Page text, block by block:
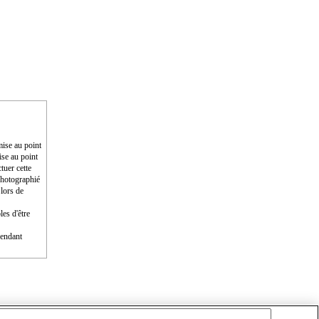
au point
au point
cette
de
d'être